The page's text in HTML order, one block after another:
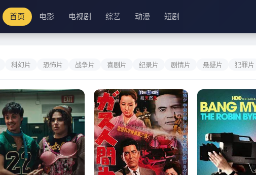
首页 电影 电视剧 综艺 动漫 短剧
科幻片 恐怖片 战争片 喜剧片 纪录片 剧情片 悬疑片 犯罪片